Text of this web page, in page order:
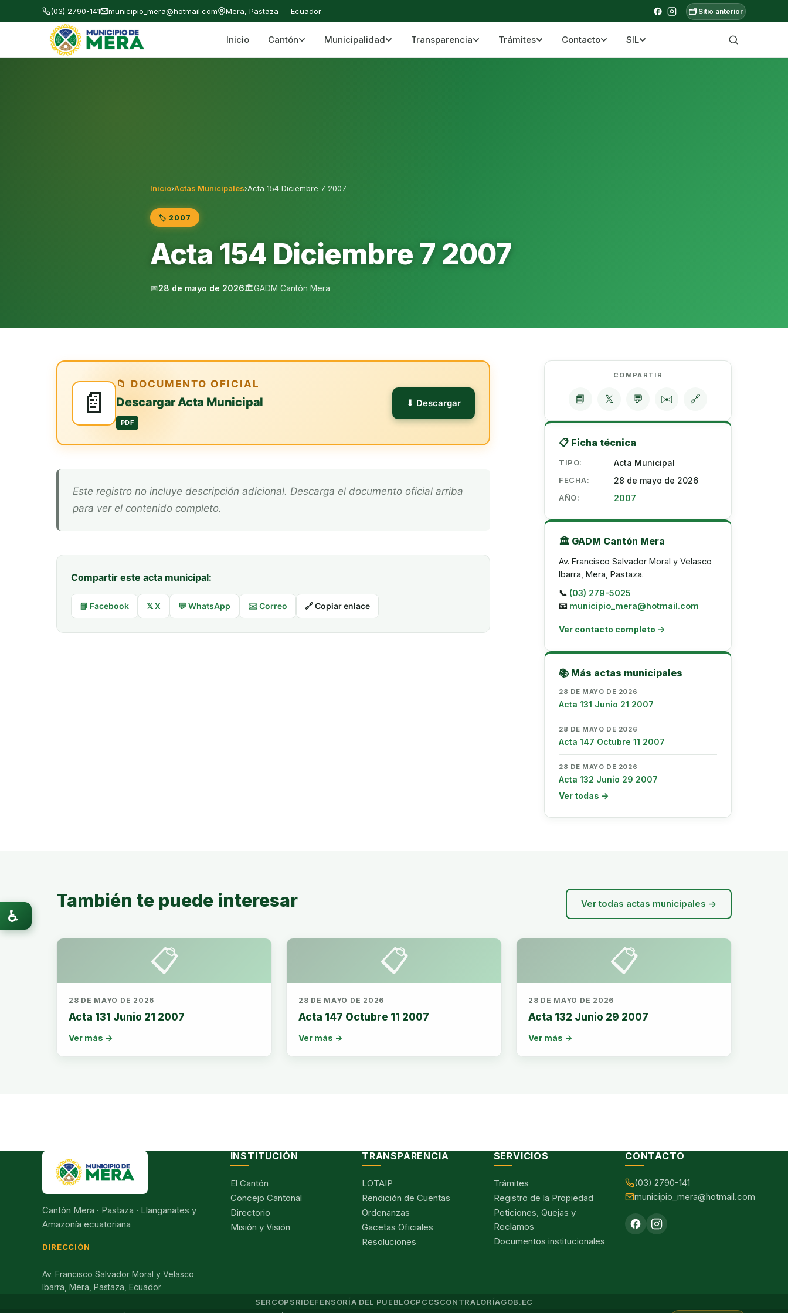
(03) 2790-141 municipio_mera@hotmail.com Mera, Pastaza — Ecuador 🗂️ Sitio anterior
Gobierno Autónomo Descentralizado Municipal del Cantón Mera Cantón Mera · Pastaza · Llanganates y Amazonía ecuatoriana
Inicio Cantón Municipalidad Transparencia Trámites Contacto SIL
Inicio›Actas Municipales›Acta 154 Diciembre 7 2007
🏷️ 2007
Acta 154 Diciembre 7 2007
📅28 de mayo de 2026🏛️GADM Cantón Mera
📄
📁 DOCUMENTO OFICIAL
Descargar Acta Municipal
PDF
⬇ Descargar
Este registro no incluye descripción adicional. Descarga el documento oficial arriba
para ver el contenido completo.
Compartir este acta municipal:
📘 Facebook 𝕏 X 💬 WhatsApp ✉️ Correo 🔗 Copiar enlace
COMPARTIR
📘 𝕏 💬 ✉️ 🔗
📋 Ficha técnica
TIPO: Acta Municipal
FECHA: 28 de mayo de 2026
AÑO: 2007
🏛️ GADM Cantón Mera
Av. Francisco Salvador Moral y Velasco
Ibarra, Mera, Pastaza.
📞 (03) 279-5025
📧 municipio_mera@hotmail.com
Ver contacto completo →
📚 Más actas municipales
28 DE MAYO DE 2026
Acta 131 Junio 21 2007
28 DE MAYO DE 2026
Acta 147 Octubre 11 2007
28 DE MAYO DE 2026
Acta 132 Junio 29 2007
Ver todas →
También te puede interesar Ver todas actas municipales →
📋
28 DE MAYO DE 2026
Acta 131 Junio 21 2007
Ver más →
📋
28 DE MAYO DE 2026
Acta 147 Octubre 11 2007
Ver más →
📋
28 DE MAYO DE 2026
Acta 132 Junio 29 2007
Ver más →
Cantón Mera · Pastaza · Llanganates y
Amazonía ecuatoriana
DIRECCIÓN
Av. Francisco Salvador Moral y Velasco
Ibarra, Mera, Pastaza, Ecuador
INSTITUCIÓN
El Cantón
Concejo Cantonal
Directorio
Misión y Visión
TRANSPARENCIA
LOTAIP
Rendición de Cuentas
Ordenanzas
Gacetas Oficiales
Resoluciones
SERVICIOS
Trámites
Registro de la Propiedad
Peticiones, Quejas y
Reclamos
Documentos institucionales
CONTACTO
(03) 2790-141
municipio_mera@hotmail.com
SERCOPSRIDEFENSORÍA DEL PUEBLOCPCCSCONTRALORÍAGOB.EC
♿